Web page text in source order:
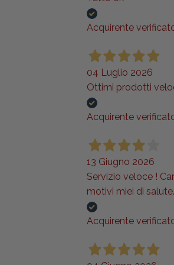
Acquirente
04 Luglio 2026
Ottimi prodotti
Acquirente
13 Giugno 2026
Servizio veloce !
motivi miei di
Acquirente